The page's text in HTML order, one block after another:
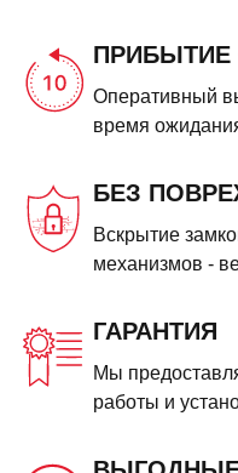
ПРИБЫТИЕ
Оперативный
время
БЕЗ
Вскрытие
механизмов -
ГАРАНТИЯ
Мы
работы и